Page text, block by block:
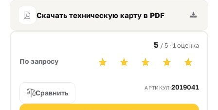
Скачать техническую карту в PDF
По запросу
5 / 5 · 1 оценка
Сравнить
АРТИКУЛ:2019041